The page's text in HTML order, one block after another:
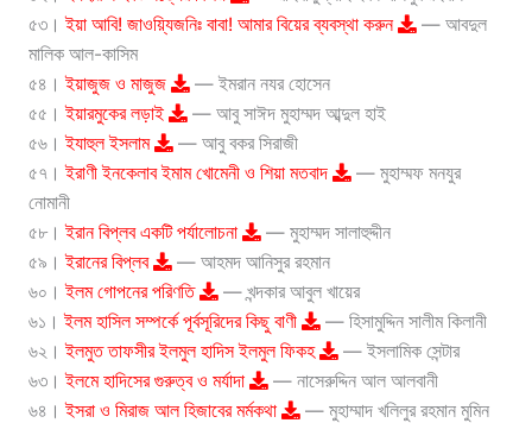
৫৩।ইয়া আবি! জাওয়্যিজনিঃ বাবা! আমার বিয়ের ব্যবস্থা করুন
— আবদুল
মালিক আল-কাসিম
৫৪।ইয়াজুজ ও মাজুজ
— ইমরান নযর হোসেন
৫৫।ইয়ারমুকের লড়াই
— আবু সাঈদ মুহাম্মদ আব্দুল হাই
৫৬।ইযাহুল ইসলাম
— আবু বকর সিরাজী
৫৭।ইরাণী ইনকেলাব ইমাম খোমেনী ও শিয়া মতবাদ
— মুহাম্মফ মনযুর
নোমানী
৫৮।ইরান বিপ্লব একটি পর্যালোচনা
— মুহাম্মদ সালাহুদ্দীন
৫৯।ইরানের বিপ্লব
— আহমদ আনিসুর রহমান
৬০।ইলম গোপনের পরিণতি
— খন্দকার আবুল খায়ের
৬১।ইলম হাসিল সম্পর্কে পূর্বসূরিদের কিছু বাণী
— হিসামুদ্দিন সালীম কিলানী
৬২।ইলমুত তাফসীর ইলমুল হাদিস ইলমুল ফিকহ
— ইসলামিক সেন্টার
৬৩।ইলমে হাদিসের গুরুত্ব ও মর্যাদা
— নাসেরুদ্দিন আল আলবানী
৬৪।ইসরা ও মিরাজ আল হিজাবের মর্মকথা
— মুহাম্মাদ খলিলুর রহমান মুমিন